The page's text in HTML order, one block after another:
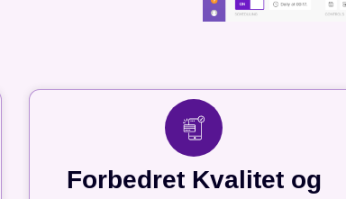
Forbedret Kvalitet og